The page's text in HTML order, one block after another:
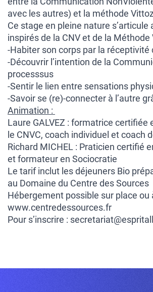
avec les autres) et la méthode
Ce stage en pleine nature
inspirés de la CNV et de la Méthode
-Habiter son corps par la
-Découvrir l’intention de la
processsus
-Sentir le lien entre sensations
-Savoir se (re)-connecter à l’autre
Animation :
Laure GALVEZ : formatrice
le CNVC, coach individuel et coach
Richard MICHEL : Praticien certifié
et formateur en Sociocratie
Le tarif inclut les déjeuners Bio
au Domaine du Centre des Sources
Hébergement possible sur place ou
www.centredessources.fr
Pour s’inscrire :